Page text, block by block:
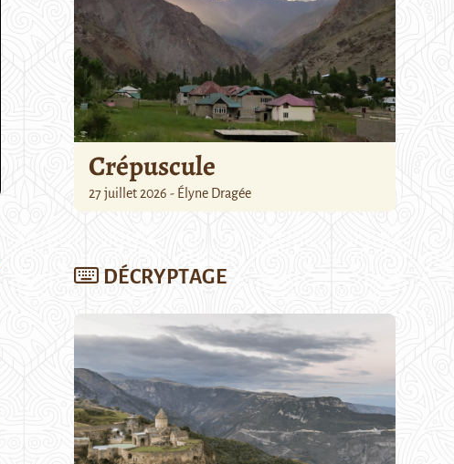
Crépuscule
27 juillet 2026 - Élyne Dragée
DÉCRYPTAGE